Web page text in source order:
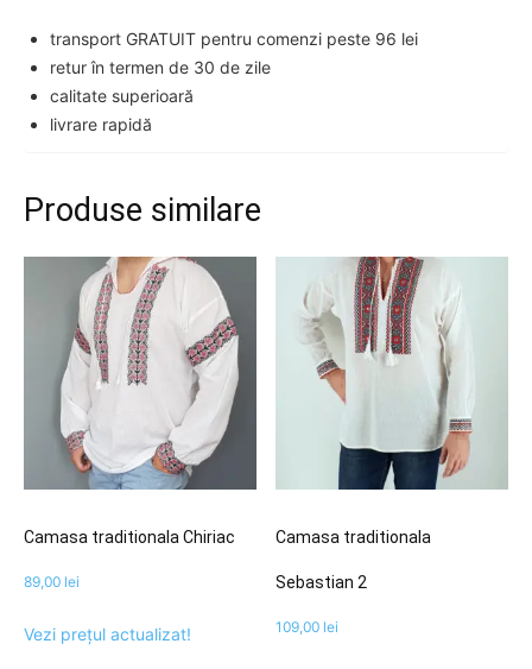
transport GRATUIT pentru comenzi peste 96 lei
retur în termen de 30 de zile
calitate superioară
livrare rapidă
Produse similare
Camasa traditionala Chiriac
89,00 lei
Vezi prețul actualizat!
Camasa traditionala
Sebastian 2
109,00 lei